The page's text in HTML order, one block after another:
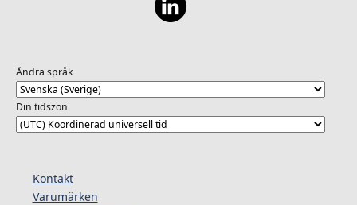
Ändra språk
Din tidszon
Kontakt
Varumärken